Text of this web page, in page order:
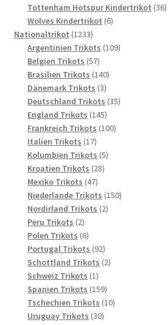
Produkte
Tottenham Hotspur Kindertrikot 3636
Wolves Kindertrikot 66
Nationaltrikot 12331233
Produkte
Argentinien Trikots 109109
Belgien Trikots 5757
Produkte
Brasilien Trikots 140140
Dänemark Trikots 33
Produkte
Deutschland Trikots 3535
England Trikots 145145
Produkte
Frankreich Trikots 100100
Italien Trikots 1717
Produkte
Kolumbien Trikots 55
Kroatien Trikots 2828
Mexiko Trikots 4747
Produkte
Niederlande Trikots 150150
Nordirland Trikots 22
Peru Trikots 22
Produkte
Polen Trikots 66
Produkte
Portugal Trikots 9292
Produkte
Schottland Trikots 22
Schweiz Trikots 11
Produkt
Spanien Trikots 159159
Produkte
Tschechien Trikots 1010
Uruguay Trikots 3030